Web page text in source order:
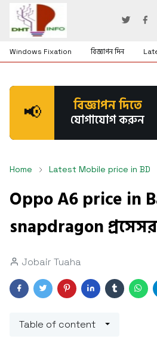
Windows Fixation বিজ্ঞাপন দিন
📢 বিজ্ঞাপন দিতে
যোগাযোগ করুন
Home Latest Mobile price in BD
Oppo A6 price in
snapdragon
Jobair Tuaha
Table of content